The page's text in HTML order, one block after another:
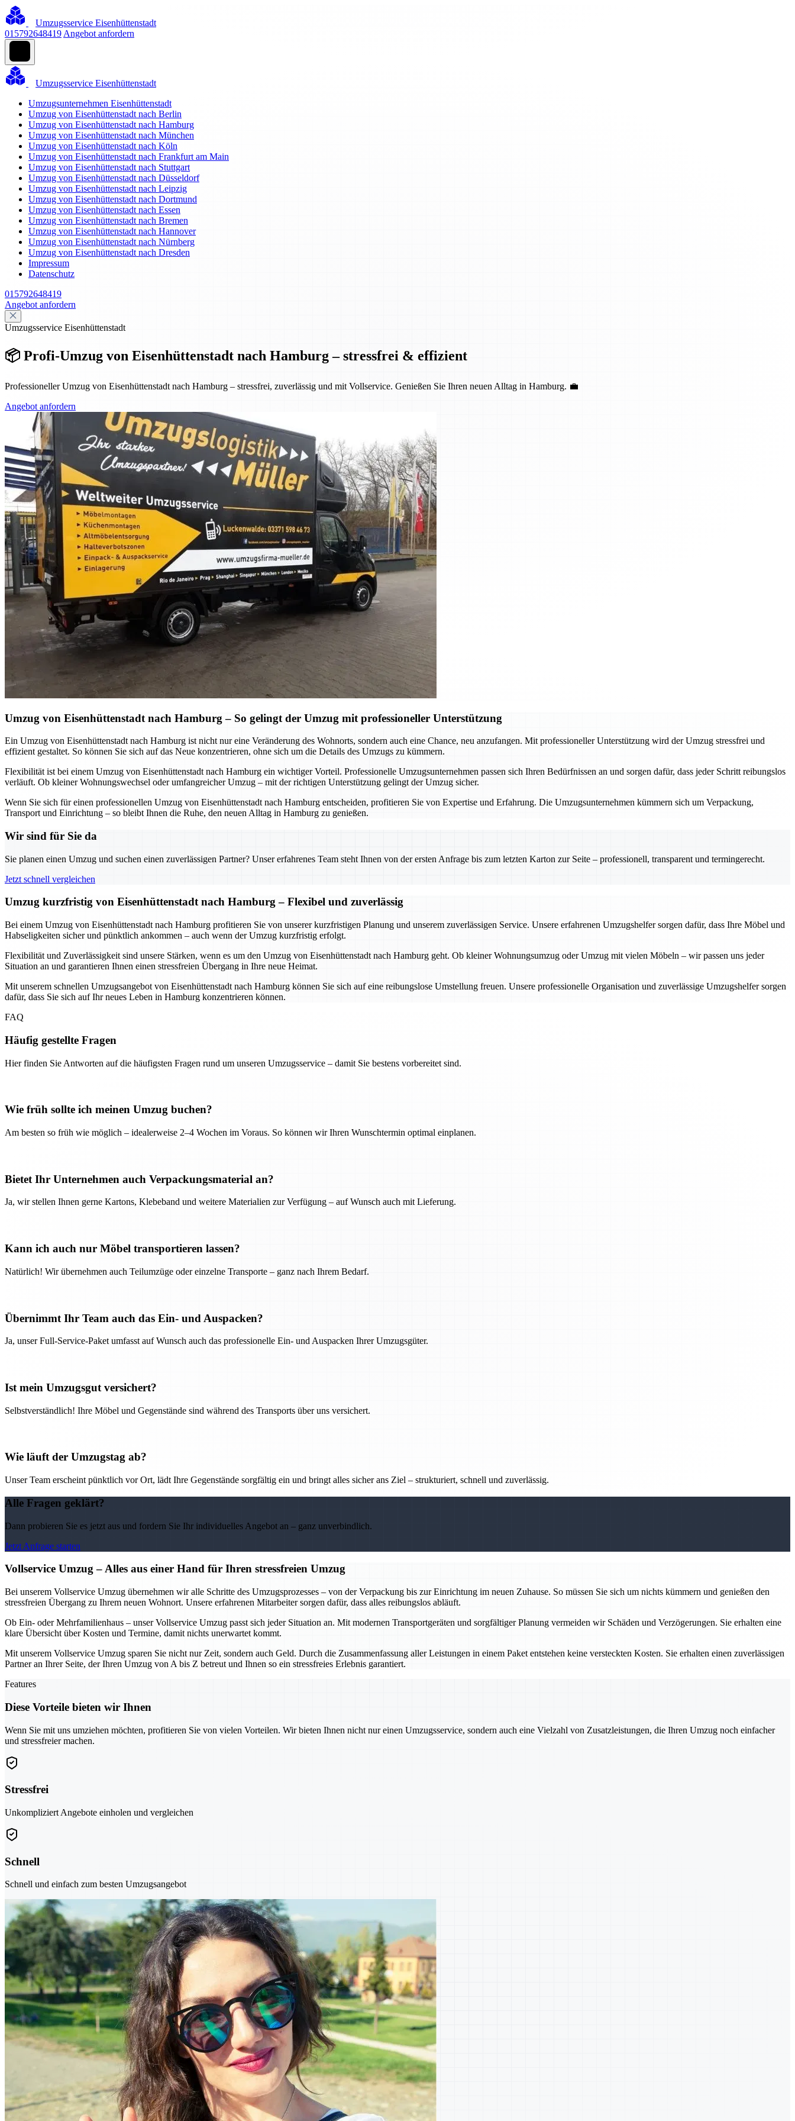
Umzugsservice Eisenhüttenstadt
015792648419 Angebot anfordern
Umzugsservice Eisenhüttenstadt
Umzugsunternehmen Eisenhüttenstadt
Umzug von Eisenhüttenstadt nach Berlin
Umzug von Eisenhüttenstadt nach Hamburg
Umzug von Eisenhüttenstadt nach München
Umzug von Eisenhüttenstadt nach Köln
Umzug von Eisenhüttenstadt nach Frankfurt am Main
Umzug von Eisenhüttenstadt nach Stuttgart
Umzug von Eisenhüttenstadt nach Düsseldorf
Umzug von Eisenhüttenstadt nach Leipzig
Umzug von Eisenhüttenstadt nach Dortmund
Umzug von Eisenhüttenstadt nach Essen
Umzug von Eisenhüttenstadt nach Bremen
Umzug von Eisenhüttenstadt nach Hannover
Umzug von Eisenhüttenstadt nach Nürnberg
Umzug von Eisenhüttenstadt nach Dresden
Impressum
Datenschutz
015792648419
Angebot anfordern
Umzugsservice Eisenhüttenstadt
📦 Profi-Umzug von Eisenhüttenstadt nach Hamburg – stressfrei & effizient
Professioneller Umzug von Eisenhüttenstadt nach Hamburg – stressfrei, zuverlässig und mit Vollservice. Genießen Sie Ihren neuen Alltag in Hamburg. 💼
Angebot anfordern
Umzug von Eisenhüttenstadt nach Hamburg – So gelingt der Umzug mit professioneller Unterstützung
Ein Umzug von Eisenhüttenstadt nach Hamburg ist nicht nur eine Veränderung des Wohnorts, sondern auch eine Chance, neu anzufangen. Mit professioneller Unterstützung wird der Umzug stressfrei und
effizient gestaltet. So können Sie sich auf das Neue konzentrieren, ohne sich um die Details des Umzugs zu kümmern.
Flexibilität ist bei einem Umzug von Eisenhüttenstadt nach Hamburg ein wichtiger Vorteil. Professionelle Umzugsunternehmen passen sich Ihren Bedürfnissen an und sorgen dafür, dass jeder Schritt reibungslos
verläuft. Ob kleiner Wohnungswechsel oder umfangreicher Umzug – mit der richtigen Unterstützung gelingt der Umzug sicher.
Wenn Sie sich für einen professionellen Umzug von Eisenhüttenstadt nach Hamburg entscheiden, profitieren Sie von Expertise und Erfahrung. Die Umzugsunternehmen kümmern sich um Verpackung,
Transport und Einrichtung – so bleibt Ihnen die Ruhe, den neuen Alltag in Hamburg zu genießen.
Wir sind für Sie da
Sie planen einen Umzug und suchen einen zuverlässigen Partner? Unser erfahrenes Team steht Ihnen von der ersten Anfrage bis zum letzten Karton zur Seite – professionell, transparent und termingerecht.
Jetzt schnell vergleichen
Umzug kurzfristig von Eisenhüttenstadt nach Hamburg – Flexibel und zuverlässig
Bei einem Umzug von Eisenhüttenstadt nach Hamburg profitieren Sie von unserer kurzfristigen Planung und unserem zuverlässigen Service. Unsere erfahrenen Umzugshelfer sorgen dafür, dass Ihre Möbel und
Habseligkeiten sicher und pünktlich ankommen – auch wenn der Umzug kurzfristig erfolgt.
Flexibilität und Zuverlässigkeit sind unsere Stärken, wenn es um den Umzug von Eisenhüttenstadt nach Hamburg geht. Ob kleiner Wohnungsumzug oder Umzug mit vielen Möbeln – wir passen uns jeder
Situation an und garantieren Ihnen einen stressfreien Übergang in Ihre neue Heimat.
Mit unserem schnellen Umzugsangebot von Eisenhüttenstadt nach Hamburg können Sie sich auf eine reibungslose Umstellung freuen. Unsere professionelle Organisation und zuverlässige Umzugshelfer sorgen
dafür, dass Sie sich auf Ihr neues Leben in Hamburg konzentrieren können.
FAQ
Häufig gestellte Fragen
Hier finden Sie Antworten auf die häufigsten Fragen rund um unseren Umzugsservice – damit Sie bestens vorbereitet sind.
Wie früh sollte ich meinen Umzug buchen?
Am besten so früh wie möglich – idealerweise 2–4 Wochen im Voraus. So können wir Ihren Wunschtermin optimal einplanen.
Bietet Ihr Unternehmen auch Verpackungsmaterial an?
Ja, wir stellen Ihnen gerne Kartons, Klebeband und weitere Materialien zur Verfügung – auf Wunsch auch mit Lieferung.
Kann ich auch nur Möbel transportieren lassen?
Natürlich! Wir übernehmen auch Teilumzüge oder einzelne Transporte – ganz nach Ihrem Bedarf.
Übernimmt Ihr Team auch das Ein- und Auspacken?
Ja, unser Full-Service-Paket umfasst auf Wunsch auch das professionelle Ein- und Auspacken Ihrer Umzugsgüter.
Ist mein Umzugsgut versichert?
Selbstverständlich! Ihre Möbel und Gegenstände sind während des Transports über uns versichert.
Wie läuft der Umzugstag ab?
Unser Team erscheint pünktlich vor Ort, lädt Ihre Gegenstände sorgfältig ein und bringt alles sicher ans Ziel – strukturiert, schnell und zuverlässig.
Alle Fragen geklärt?
Dann probieren Sie es jetzt aus und fordern Sie Ihr individuelles Angebot an – ganz unverbindlich.
Jetzt Anfrage starten
Vollservice Umzug – Alles aus einer Hand für Ihren stressfreien Umzug
Bei unserem Vollservice Umzug übernehmen wir alle Schritte des Umzugsprozesses – von der Verpackung bis zur Einrichtung im neuen Zuhause. So müssen Sie sich um nichts kümmern und genießen den
stressfreien Übergang zu Ihrem neuen Wohnort. Unsere erfahrenen Mitarbeiter sorgen dafür, dass alles reibungslos abläuft.
Ob Ein- oder Mehrfamilienhaus – unser Vollservice Umzug passt sich jeder Situation an. Mit modernen Transportgeräten und sorgfältiger Planung vermeiden wir Schäden und Verzögerungen. Sie erhalten eine
klare Übersicht über Kosten und Termine, damit nichts unerwartet kommt.
Mit unserem Vollservice Umzug sparen Sie nicht nur Zeit, sondern auch Geld. Durch die Zusammenfassung aller Leistungen in einem Paket entstehen keine versteckten Kosten. Sie erhalten einen zuverlässigen
Partner an Ihrer Seite, der Ihren Umzug von A bis Z betreut und Ihnen so ein stressfreies Erlebnis garantiert.
Features
Diese Vorteile bieten wir Ihnen
Wenn Sie mit uns umziehen möchten, profitieren Sie von vielen Vorteilen. Wir bieten Ihnen nicht nur einen Umzugsservice, sondern auch eine Vielzahl von Zusatzleistungen, die Ihren Umzug noch einfacher
und stressfreier machen.
Stressfrei
Unkompliziert Angebote einholen und vergleichen
Schnell
Schnell und einfach zum besten Umzugsangebot